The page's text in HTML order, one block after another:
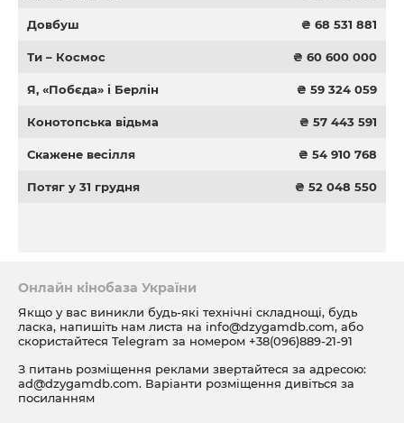
Довбуш ₴ 68 531 881
Ти – Космос ₴ 60 600 000
Я, «Побєда» і Берлін ₴ 59 324 059
Конотопська відьма ₴ 57 443 591
Скажене весілля ₴ 54 910 768
Потяг у 31 грудня ₴ 52 048 550
Онлайн кінобаза України
Якщо у вас виникли будь-які технічні складнощі, будь
ласка, напишіть нам листа на info@dzygamdb.com, або
скористайтеся Telegram за номером +38(096)889-21-91
З питань розміщення реклами звертайтеся за адресою:
ad@dzygamdb.com. Варіанти розміщення дивіться за
посиланням